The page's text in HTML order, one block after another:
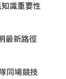
識重要性
最新路徑
同場競技